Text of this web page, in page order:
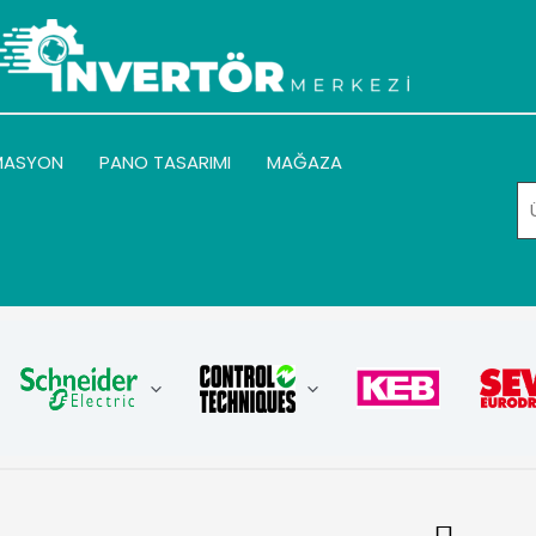
PANO TASARIMI MAĞAZA